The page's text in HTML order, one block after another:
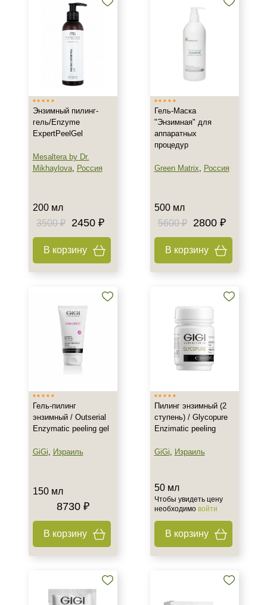
Энзимный пилинг-
гель/Enzyme
ExpertPeelGel
Mesaltera by Dr.
Mikhaylova, Россия
200 мл
3500 ₽
2450 ₽
В корзину
Гель-Маска
"Энзимная" для
аппаратных
процедур
Green Matrix, Россия
500 мл
5600 ₽
2800 ₽
В корзину
Гель-пилинг
энзимный / Outserial
Enzymatic peeling gel
GiGi, Израиль
150 мл
8730 ₽
В корзину
Пилинг энзимный (2
ступень) / Glycopure
Enzimatic peeling
GiGi, Израиль
50 мл
Чтобы увидеть цену
необходимо войти
В корзину
Не показывать предложение о консультации
+7 (929) 933-09-89